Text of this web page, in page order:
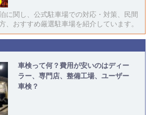
に関し、公式駐車場での対応・対策、民間
、おすすめ厳選駐車場を紹介しています。
車検って何？費用が安いのはディー
ラー、専門店、整備工場、ユーザー
車検？